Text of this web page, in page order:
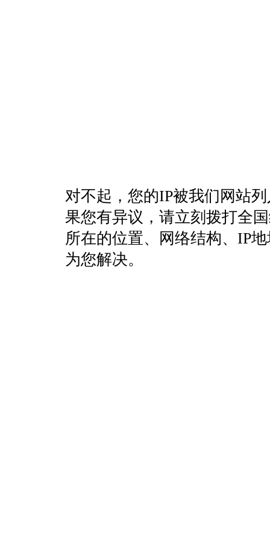
对不起，您的IP被我们网站
果您有异议，请立刻拨打全
所在的位置、网络结构、IP
为您解决。